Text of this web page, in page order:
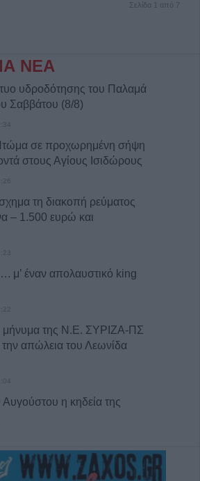
Σελίδα 1 από 7
ΝΕΑ
υδροδότησης του Παλαμά
Σαββάτου (8/8)
σε προχωρημένη σήψη
στους Αγίους Ισιδώρους
τη διακοπή ρεύματος
– 1.500 ευρώ και
μ’ έναν απολαυστικό king
μήνυμα της Ν.Ε. ΣΥΡΙΖΑ-ΠΣ
την απώλεια του Λεωνίδα
η κηδεία της
νερού από τη ΔΕΥΑΚ
κέντρο της Καρδίτσας